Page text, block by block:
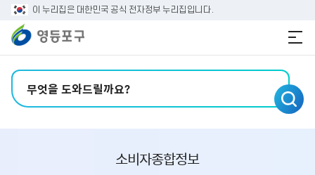
본문 바로가기
주메뉴 바로가기
이 누리집은 대한민국 공식 전자정부 누리집입니다.
소비자종합정보